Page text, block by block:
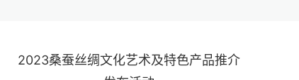
2023桑蚕丝绸文化艺术及特色产品推介